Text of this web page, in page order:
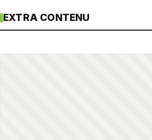
EXTRA CONTENU